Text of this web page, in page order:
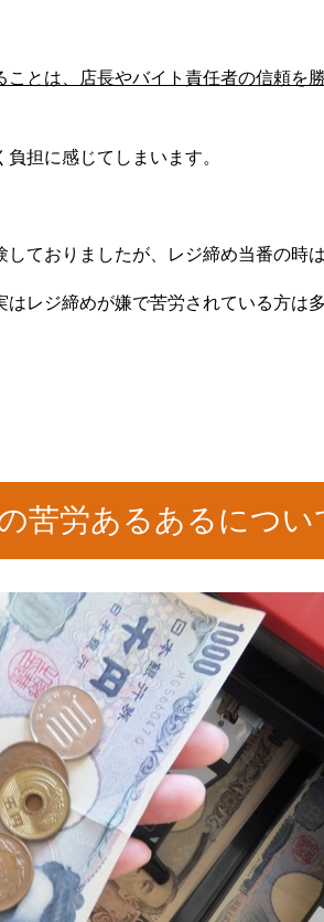
ことは、店長やバイト責任者の信頼を
担に感じてしまいます。
しておりましたが、レジ締め当番の時
はレジ締めが嫌で苦労されている方は多
苦労あるあるについ